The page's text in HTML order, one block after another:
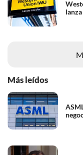
Más leídos